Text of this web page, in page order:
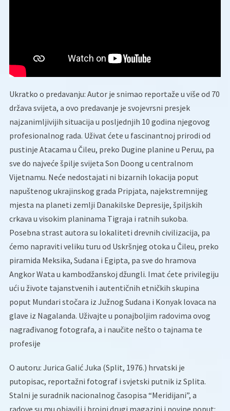
Ukratko o predavanju: Autor je snimao reportaže u više od 70
država svijeta, a ovo predavanje je svojevrsni presjek
najzanimljivijih situacija u posljednjih 10 godina njegovog
profesionalnog rada. Uživat ćete u fascinantnoj prirodi od
pustinje Atacama u Čileu, preko Dugine planine u Peruu, pa
sve do najveće špilje svijeta Son Doong u centralnom
Vijetnamu. Neće nedostajati ni bizarnih lokacija poput
napuštenog ukrajinskog grada Pripjata, najekstremnijeg
mjesta na planeti zemlji Danakilske Depresije, špiljskih
crkava u visokim planinama Tigraja i ratnih sukoba.
Posebna strast autora su lokaliteti drevnih civilizacija, pa
ćemo napraviti veliku turu od Uskršnjeg otoka u Čileu, preko
piramida Meksika, Sudana i Egipta, pa sve do hramova
Angkor Wata u kambodžanskoj džungli. Imat ćete privilegiju
ući u živote tajanstvenih i autentičnih etničkih skupina
poput Mundari stočara iz Južnog Sudana i Konyak lovaca na
glave iz Nagalanda. Uživajte u ponajboljim radovima ovog
nagrađivanog fotografa, a i naučite nešto o tajnama te
profesije
O autoru: Jurica Galić Juka (Split, 1976.) hrvatski je
putopisac, reportažni fotograf i svjetski putnik iz Splita.
Stalni je suradnik nacionalnog časopisa “Meridijani”, a
radove su mu objavili i brojni drugi magazini i novine poput: